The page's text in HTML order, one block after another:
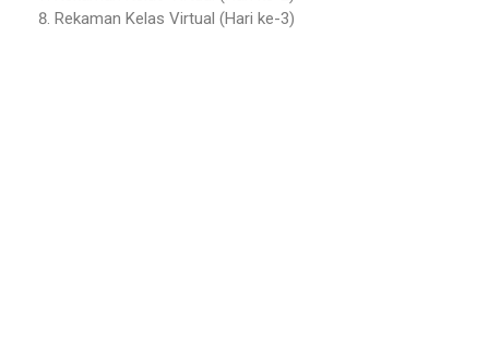
Rekaman Kelas Virtual (Hari ke-3)